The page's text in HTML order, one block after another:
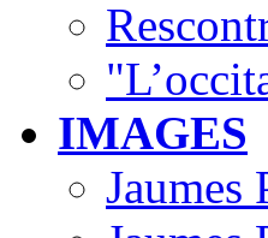
IMAGES
Jaumes